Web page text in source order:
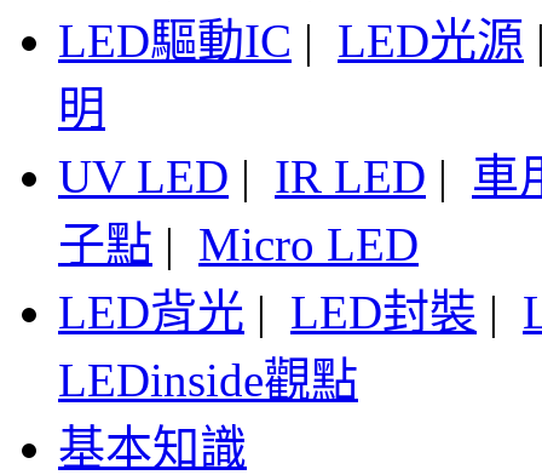
LED驅動IC | LED光源
明
UV LED | IR LED | 車
子點 | Micro LED
LED背光 | LED封裝 |
LEDinside觀點
基本知識